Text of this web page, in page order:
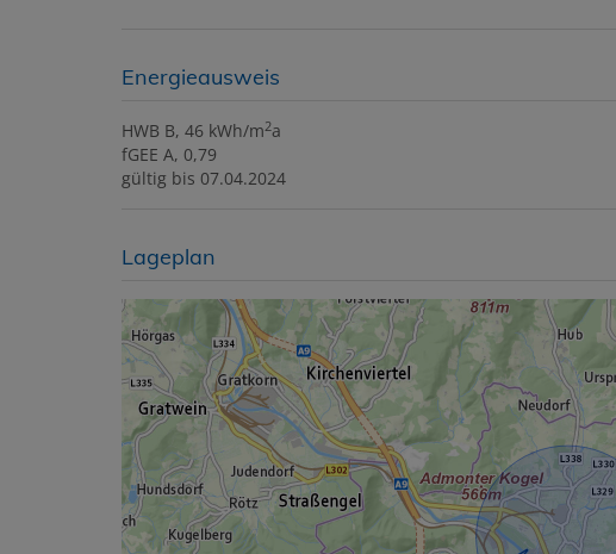
Energieausweis
HWB B, 46 kWh/m2a
fGEE A, 0,79
gültig bis 07.04.2024
Lageplan